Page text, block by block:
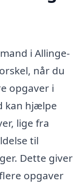
i Allinge-
når du
opgaver i
kan hjælpe
lige fra
til
Dette giver
opgaver